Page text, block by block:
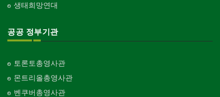
생태희망연대
공공 정부기관
토론토총영사관
몬트리올총영사관
벤쿠버총영사관